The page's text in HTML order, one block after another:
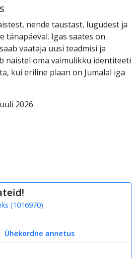
nende taustast, lugudest ja
tänapäeval. Igas saates on
vaataja uusi teadmisi ja
naistel oma vaimulikku identiteeti
kui eriline plaan on Jumalal iga
2026
(1016970)
Ühekordne annetus